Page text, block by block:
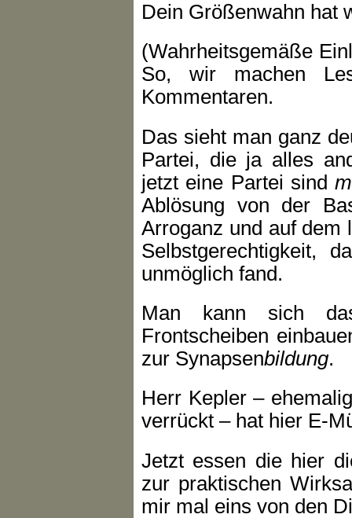
Dein Größenwahn hat
(Wahrheitsgemäße
So, wir machen
Kommentaren.
Das sieht man ganz
Partei, die ja alles
jetzt eine Partei sind
Ablösung von der
Arroganz und auf dem
Selbstgerechtigkeit,
unmöglich fand.
Man kann sich
Frontscheiben
zur Synapsenbildung.
Herr Kepler –
verrückt – hat hier E-
Jetzt essen die hier
zur praktischen
mir mal eins von den